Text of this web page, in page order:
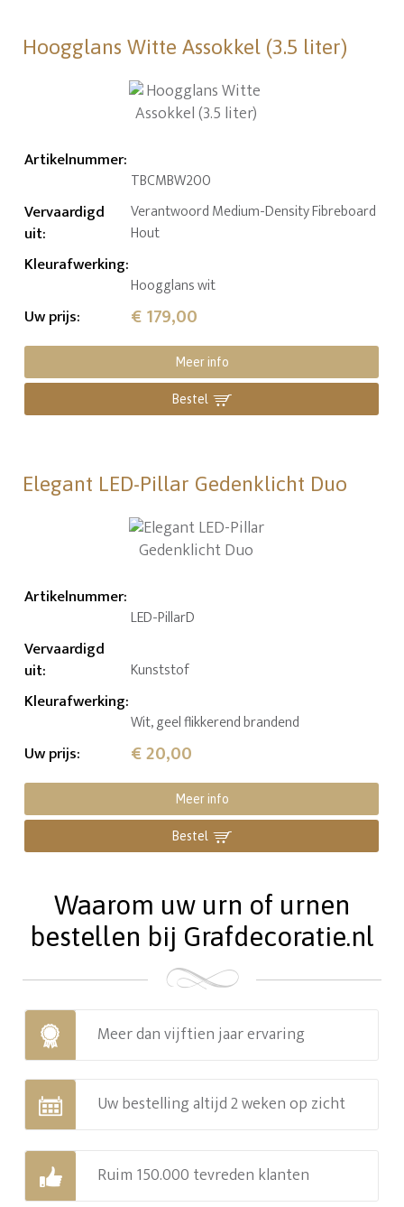
Hoogglans Witte Assokkel (3.5 liter)
Artikelnummer:
TBCMBW200
Vervaardigd
uit:
Verantwoord Medium-Density Fibreboard
Hout
Kleurafwerking:
Hoogglans wit
Uw prijs: € 179,00
Meer info
Bestel
Elegant LED-Pillar Gedenklicht Duo
Artikelnummer:
LED-PillarD
Vervaardigd
uit: Kunststof
Kleurafwerking:
Wit, geel flikkerend brandend
Uw prijs: € 20,00
Meer info
Bestel
Waarom uw urn of urnen
bestellen bij Grafdecoratie.nl
Meer dan vijftien jaar ervaring
Uw bestelling altijd 2 weken op zicht
Ruim 150.000 tevreden klanten